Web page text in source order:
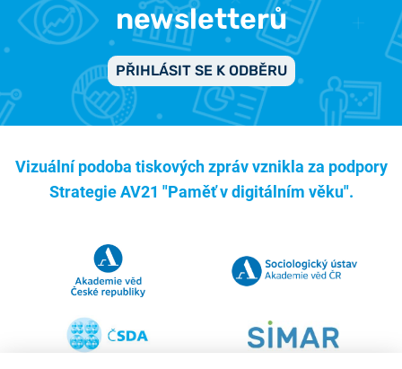
newsletterů
PŘIHLÁSIT SE K ODBĚRU
Vizuální podoba tiskových zpráv vznikla za podpory
Strategie AV21 "Paměť v digitálním věku".